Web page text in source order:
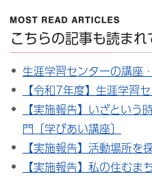
こちらの記事も読まれ
生涯学習センターの講座
【令和7年度】生涯学習
【実施報告】いざという
門〔学びあい講座〕
【実施報告】活動場所を
【実施報告】私の住むま